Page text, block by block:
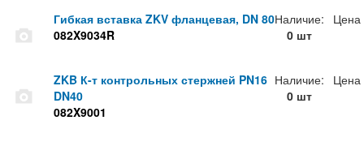
Гибкая вставка ZKV фланцевая, DN 80
082X9034R
Наличие:
0 шт
Цена
ZKB К-т контрольных стержней PN16
DN40
082X9001
Наличие:
0 шт
Цена